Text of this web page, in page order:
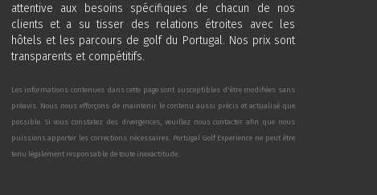
attentive aux besoins spécifiques de chacun de nos
clients et a su tisser des relations étroites avec les
hôtels et les parcours de golf du Portugal. Nos prix sont
transparents et compétitifs.
Les informations contenues dans cette page sont susceptibles d'être modifiées sans
préavis. Nous nous efforçons de maintenir le contenu aussi précis et actualisé que
possible. Si vous constatez des divergences, veuillez nous contacter afin que nous
puissions apporter les corrections nécessaires. Portugal Golf Experience ne peut être
tenu légalement responsable de toute inexactitude.